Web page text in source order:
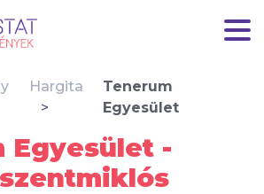
Hargita
Tenerum
Egyesület
Egyesület -